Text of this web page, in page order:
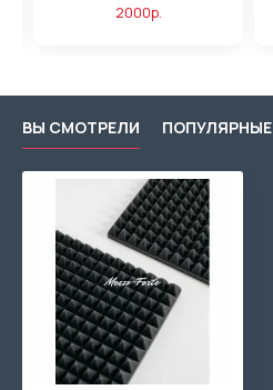
2000р.
ВЫ СМОТРЕЛИ ПОПУЛЯРНЫЕ